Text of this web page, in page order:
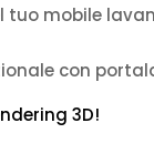
mobile
con
3D!